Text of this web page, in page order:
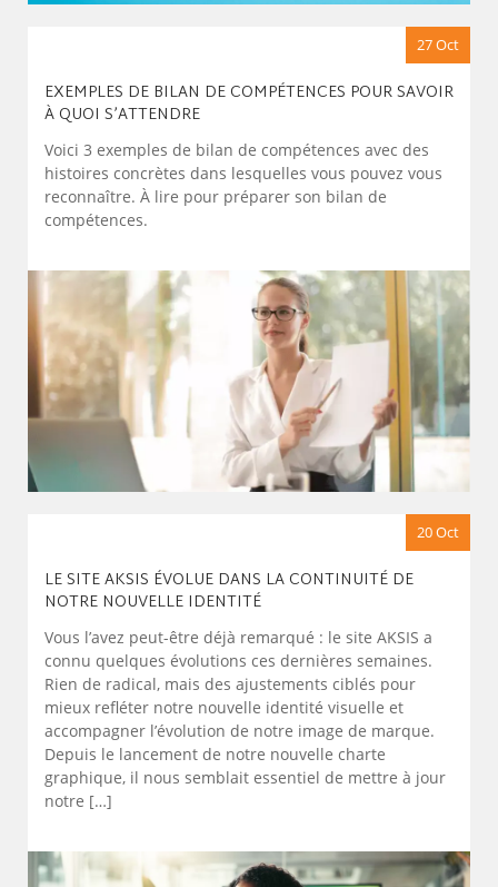
27 Oct
EXEMPLES DE BILAN DE COMPÉTENCES POUR SAVOIR
À QUOI S’ATTENDRE
Voici 3 exemples de bilan de compétences avec des
histoires concrètes dans lesquelles vous pouvez vous
reconnaître. À lire pour préparer son bilan de
compétences.
20 Oct
LE SITE AKSIS ÉVOLUE DANS LA CONTINUITÉ DE
NOTRE NOUVELLE IDENTITÉ
Vous l’avez peut-être déjà remarqué : le site AKSIS a
connu quelques évolutions ces dernières semaines.
Rien de radical, mais des ajustements ciblés pour
mieux refléter notre nouvelle identité visuelle et
accompagner l’évolution de notre image de marque.
Depuis le lancement de notre nouvelle charte
graphique, il nous semblait essentiel de mettre à jour
notre […]